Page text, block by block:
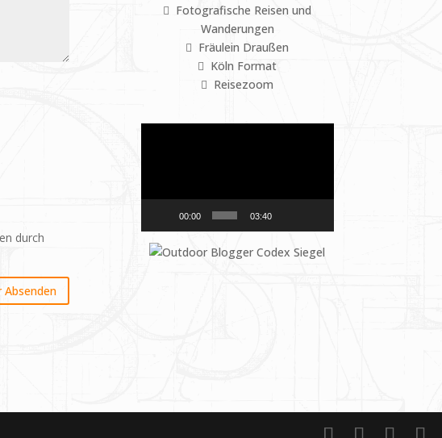
durch
Fotografische Reisen und
Wanderungen
Fräulein Draußen
Köln Format
Reisezoom
00:00 03:40